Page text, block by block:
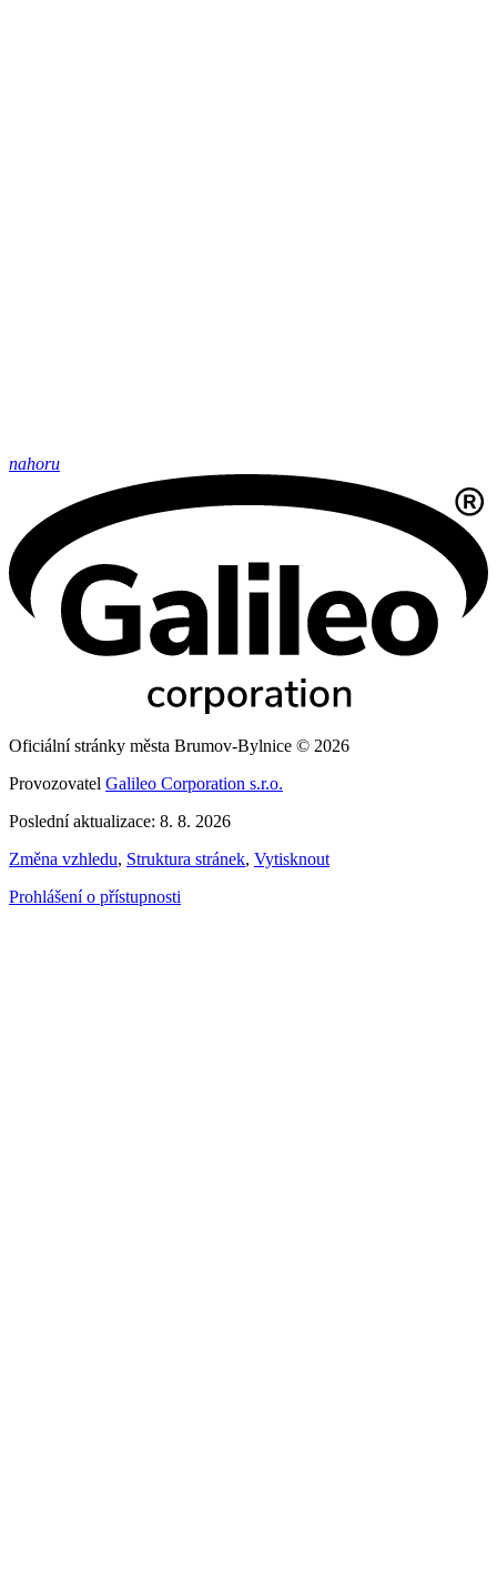
nahoru
Oficiální stránky města Brumov-Bylnice © 2026
Provozovatel Galileo Corporation s.r.o.
Poslední aktualizace: 8. 8. 2026
Změna vzhledu, Struktura stránek, Vytisknout
Prohlášení o přístupnosti